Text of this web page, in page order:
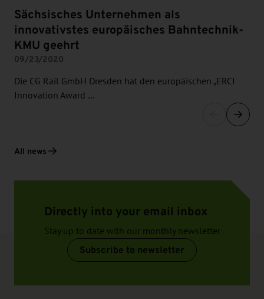
Sächsisches Unternehmen als
innovativstes europäisches Bahntechnik-
KMU geehrt
09/23/2020
Die CG Rail GmbH Dresden hat den europäischen „ERCI
Innovation Award …
All news
Directly into your email inbox
Stay up to date with our monthly newsletter
Subscribe to newsletter